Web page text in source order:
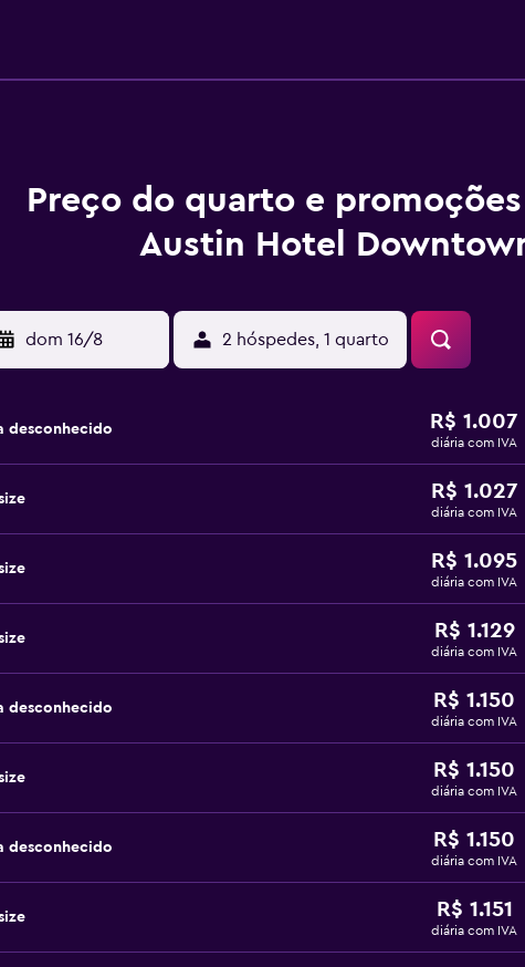
Preço do quarto e
Austin Hotel
dom 16/8 2 hóspedes, 1 quarto
desconhecido R$ 1.007
diária com IVA
R$ 1.027
diária com IVA
R$ 1.095
diária com IVA
R$ 1.129
diária com IVA
desconhecido R$ 1.150
diária com IVA
R$ 1.150
diária com IVA
desconhecido R$ 1.150
diária com IVA
R$ 1.151
diária com IVA